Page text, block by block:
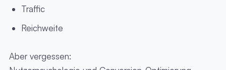
Traffic
Reichweite
Aber vergessen: